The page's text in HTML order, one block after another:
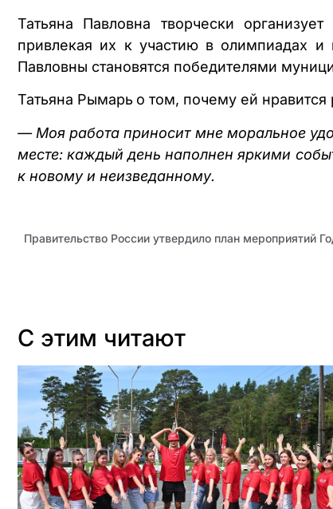
Татьяна Павловна творчески
привлекая их к участию в олимпиадах и
Павловны становятся победителями
Татьяна Рымарь о том, почему ей нравится
— Моя работа приносит мне моральное
месте: каждый день наполнен яркими
к новому и неизведанному.
Правительство России утвердило план мероприятий
С этим читают